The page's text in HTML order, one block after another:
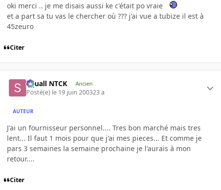
oki merci .. je me disais aussi ke c'était po vraie
et a part sa tu vas le chercher où ??? j'ai vue a tubize il est à
45zeuro
Citer
Squall NTCK Ancien
Posté(e) le 19 juin 200323 a
AUTEUR
J'ai un fournisseur personnel.... Tres bon marché mais tres
lent... Il faut 1 mois pour que j'ai mes pieces... Et comme je
pars 3 semaines la semaine prochaine je l'aurais à mon
retour....
Citer